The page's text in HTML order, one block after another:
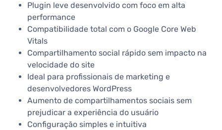
Plugin leve desenvolvido com foco em alta
performance
Compatibilidade total com o Google Core Web
Vitals
Compartilhamento social rápido sem impacto na
velocidade do site
Ideal para profissionais de marketing e
desenvolvedores WordPress
Aumento de compartilhamentos sociais sem
prejudicar a experiência do usuário
Configuração simples e intuitiva